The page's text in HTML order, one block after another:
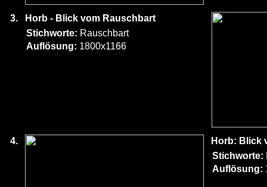
3.
Horb - Blick vom Rauschbart
Stichworte: Rauschbart
Auflösung: 1800x1166
4.
Horb: Blick
Stichworte:
Auflösung: